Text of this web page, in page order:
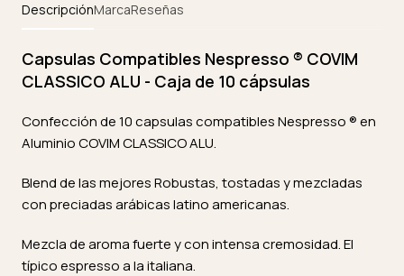
DescripciónMarcaReseñas
Capsulas Compatibles Nespresso ® COVIM
CLASSICO ALU - Caja de 10 cápsulas
Confección de 10 capsulas compatibles Nespresso ® en
Aluminio COVIM CLASSICO ALU.
Blend de las mejores Robustas, tostadas y mezcladas
con preciadas arábicas latino americanas.
Mezcla de aroma fuerte y con intensa cremosidad. El
típico espresso a la italiana.